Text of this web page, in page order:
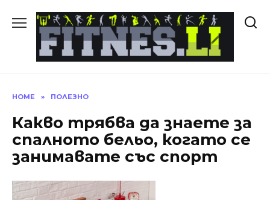
HOME » ПОЛЕЗНО
Какво трябва да знаете за
спалното бельо, когато се
занимавате със спорт